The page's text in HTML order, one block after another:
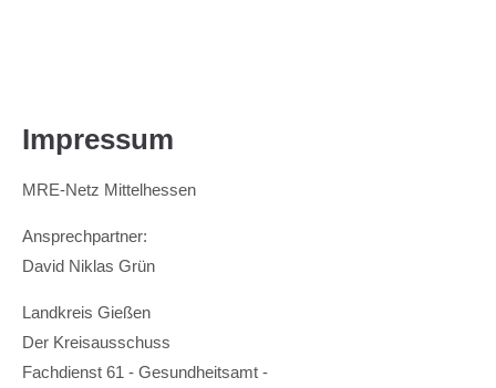
Passwort
Anmelden
Impressum
MRE-Netz Mittelhessen
Ansprechpartner:
David Niklas Grün
Landkreis Gießen
Der Kreisausschuss
Fachdienst 61 - Gesundheitsamt -